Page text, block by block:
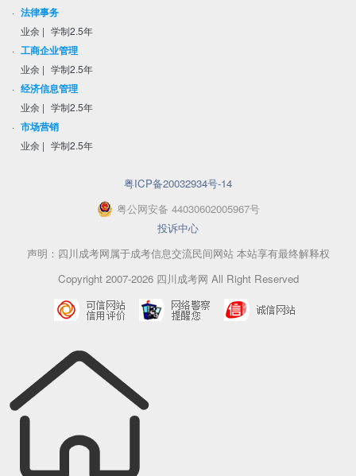
· 法律事务
业余 | 学制2.5年
· 工商企业管理
业余 | 学制2.5年
· 经济信息管理
业余 | 学制2.5年
· 市场营销
业余 | 学制2.5年
粤ICP备20032934号-14
粤公网安备 44030602005967号
投诉中心
声明：四川成考网属于成考信息交流民间网站 本站享有最终解释权
Copyright 2007-2026 四川成考网 All Right Reserved